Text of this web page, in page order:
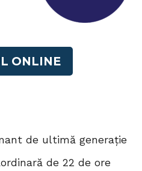
ONLINE
de ultimă generație
de 22 de ore